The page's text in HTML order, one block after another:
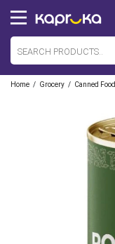
Home / Grocery / Canned Food